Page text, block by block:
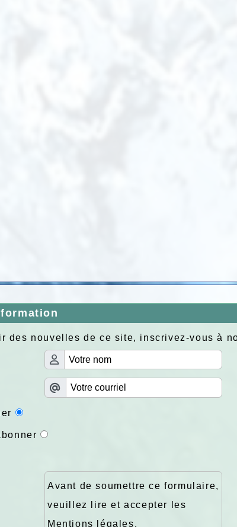
des nouvelles de ce site, inscrivez-vous à
Avant de soumettre ce formulaire,
veuillez lire et accepter les
Mentions légales.